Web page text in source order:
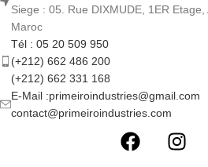
Siege : 05. Rue DIXMUDE, 1ER
Maroc
Tél : 05 20 509 950
(+212) 662 486 200
(+212) 662 331 168
E-Mail :primeiroindustries@gmail.com
contact@primeiroindustries.com